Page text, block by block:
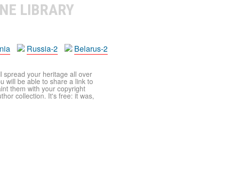
LIBRARY
Russia-2 Belarus-2
spread your heritage all over
will be able to share a link to
them with your copyright
collection. It's free: it was,